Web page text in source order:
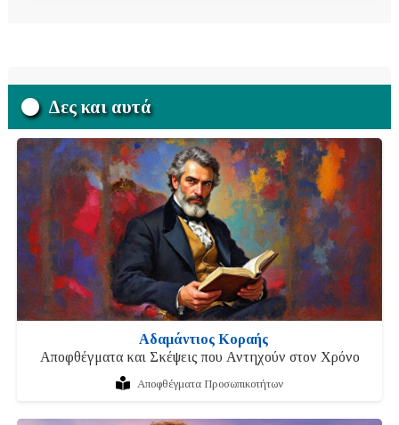
Δες και αυτά
Αδαμάντιος Κοραής
Αποφθέγματα και Σκέψεις που Αντηχούν στον Χρόνο
Αποφθέγματα Προσωπικοτήτων